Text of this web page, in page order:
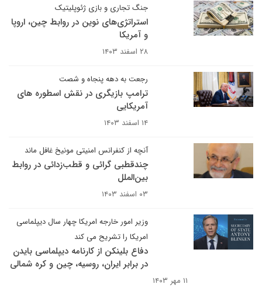
جنگ تجاری و بازی ژئوپلیتیک
استراتژی‌های نوین در روابط چین، اروپا
و آمریکا
۲۸ اسفند ۱۴۰۳
رجعت به دهه پنجاه و شصت
ترامپ بازیگری در نقش اسطوره های
آمریکایی
۱۴ اسفند ۱۴۰۳
آنچه از کنفرانس امنیتی مونیخ غافل ماند
چندقطبی گرائی و قطب‌زدائی در روابط
بین‌الملل
۰۳ اسفند ۱۴۰۳
وزیر امور خارجه امریکا چهار سال دیپلماسی
امریکا را تشریح می کند
دفاع بلینکن از کارنامه دیپلماسی بایدن
در برابر ایران، روسیه، چین و کره شمالی
۱۱ مهر ۱۴۰۳